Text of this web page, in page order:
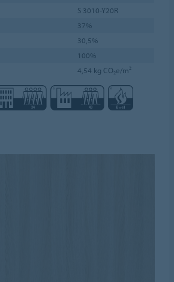
S 3010-Y20R
37%
30,5%
100%
4,54 kg CO₂e/m²